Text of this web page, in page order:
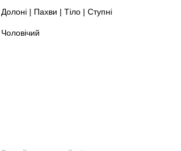
Долоні | Пахви | Тіло | Ступні
Чоловічий